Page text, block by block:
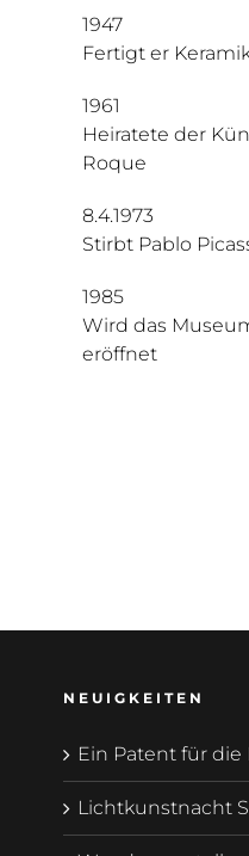
1947
Fertigt er
1961
Heiratete der
Roque
8.4.1973
Stirbt Pablo
1985
Wird das
eröffnet
NEUIGKEITEN
Ein Patent für
Lichtkunstnacht